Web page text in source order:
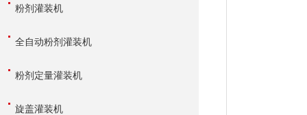
粉剂灌装机
全自动粉剂灌装机
粉剂定量灌装机
旋盖灌装机